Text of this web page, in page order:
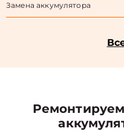
Замена аккумулятора